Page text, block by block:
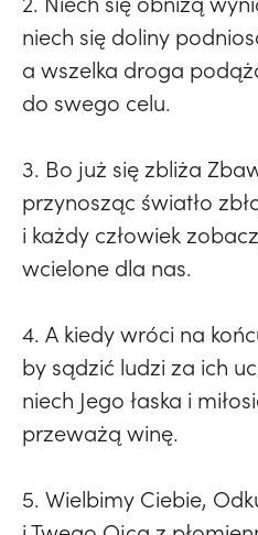
niech się doliny
a wszelka droga
do swego celu.
3. Bo już się zbliża
przynosząc światło
i każdy człowiek
wcielone dla nas.
4. A kiedy wróci na
by sądzić ludzi za ich
niech Jego łaska i
przeważą winę.
5. Wielbimy Ciebie,